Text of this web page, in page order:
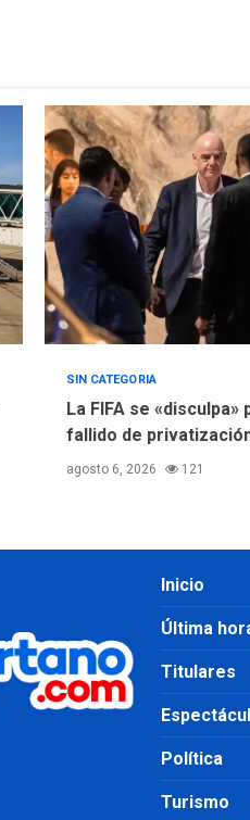
SIN CATEGORIA
La FIFA se «disculpa»
fallido de
agosto 6, 2026 121
Inicio
Última
Titulares
Política
Turismo